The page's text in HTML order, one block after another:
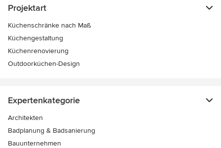
Projektart
Küchenschränke nach Maß
Küchengestaltung
Küchenrenovierung
Outdoorküchen-Design
Expertenkategorie
Architekten
Badplanung & Badsanierung
Bauunternehmen